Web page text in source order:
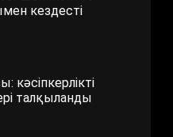
кездесті
кәсіпкерлікті
талқыланды